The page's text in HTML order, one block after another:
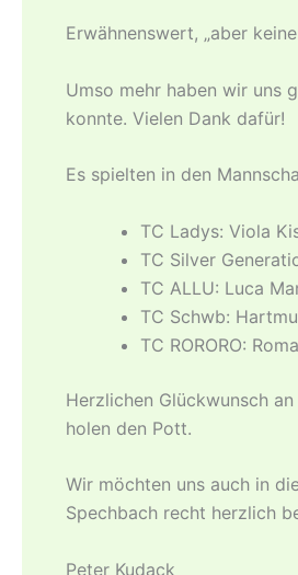
Erwähnenswert, „aber
Umso mehr haben wir uns
konnte. Vielen Dank dafür!
Es spielten in den
TC Ladys: Viola
TC Silver
TC ALLU: Luca
TC Schwb:
TC RO­RO­RO:
Herzlichen Glückwunsch
holen den Pott.
Wir möchten uns auch in
Spechbach recht herzlich
Peter Kudack